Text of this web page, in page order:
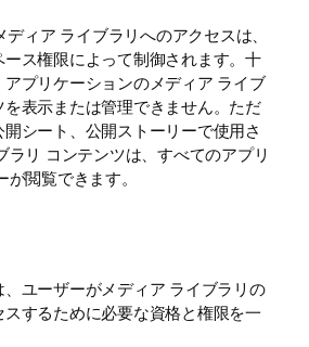
ディア ライブラリへのアクセスは、
ス権限によって制御されます。十
プリケーションのメディア ライブ
表示または管理できません。ただ
シート、公開ストーリーで使用さ
ラリ コンテンツは、すべてのアプリ
閲覧できます。
ユーザーがメディア ライブラリの
するために必要な資格と権限を一